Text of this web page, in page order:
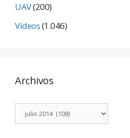
UAV(200)
Vídeos(1.046)
Archivos